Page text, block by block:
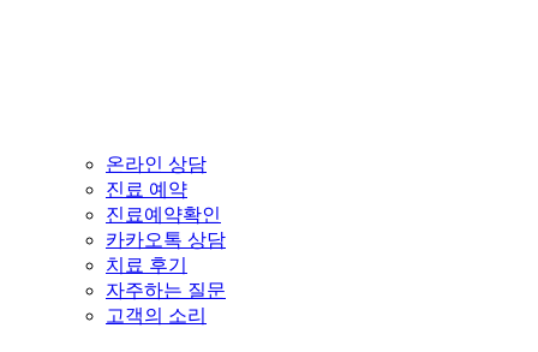
온라인 상담
진료 예약
진료예약확인
카카오톡 상담
치료 후기
자주하는 질문
고객의 소리